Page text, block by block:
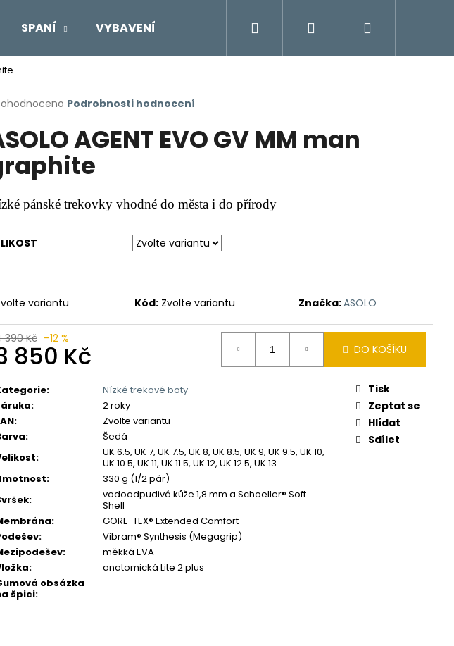
SPANÍ VYBAVENÍ Moje objednávka
Přihlášení
Podrobnosti hodnocení
AGENT EVO GV MM man
pánské trekovky vhodné do města i do přírody
variantu Kód: Zvolte variantu Značka:ASOLO
390 Kč –12 %
850 Kč DO KOŠÍKU
:
Nízké trekové boty
:
2 roky
:
Zvolte variantu
:
Šedá
:
UK 6.5, UK 7, UK 7.5, UK 8, UK 8.5, UK 9, UK 9.5, UK 10,
UK 10.5, UK 11, UK 11.5, UK 12, UK 12.5, UK 13
:
330 g (1/2 pár)
:
vodoodpudivá kůže 1,8 mm a Schoeller® Soft
Shell
:
GORE-TEX® Extended Comfort
:
Vibram® Synthesis (Megagrip)
:
měkká EVA
:
anatomická Lite 2 plus
obsázka
špici:
Tisk
Zeptat se
Hlídat
Sdílet
HLEDAT